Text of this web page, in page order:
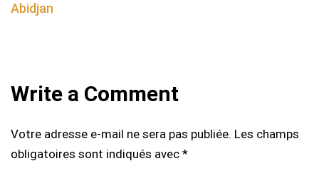
Abidjan
Write a Comment
Votre adresse e-mail ne sera pas publiée. Les champs
obligatoires sont indiqués avec *